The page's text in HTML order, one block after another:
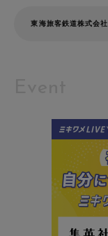
東海旅客鉄道株式会社